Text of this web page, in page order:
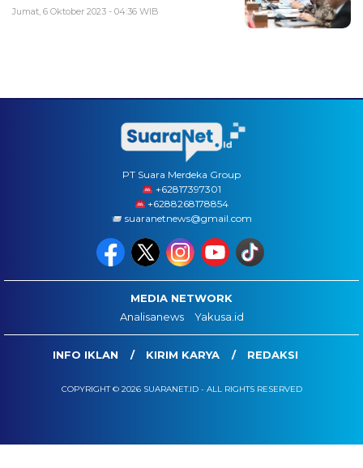
Jumat, 6 Oktober 2023 - 04:36 WIB
PT Suara Merdeka Group
‪+62817397301
+6288268178854
suaranetnews@gmail.com
MEDIA NETWORK
Analisanews
Yakusa.id
INFO IKLAN KIRIM KARYA REDAKSI
COPYRIGHT © 2026 SUARANET.ID - ALL RIGHTS RESERVED